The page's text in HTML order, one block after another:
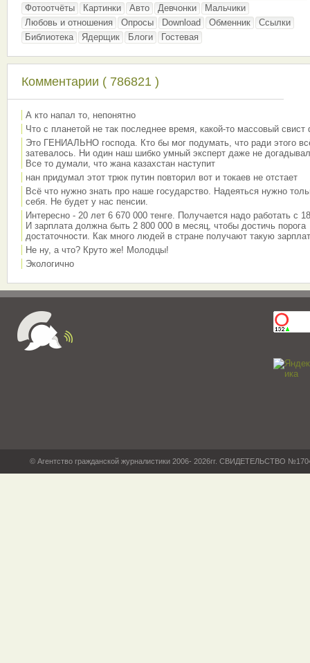
Фотоотчёты
Картинки Авто Девчонки
Мальчики
Любовь и отношения
Опросы Download Обменник
Ссылки
Библиотека
Ядерщик Блоги Гостевая
Комментарии ( 786821 )
А кто напал то, непонятно
Что с планетой не так последнее время, какой-то массовый свист
Это ГЕНИАЛЬНО господа. Кто бы мог подумать, что ради этого
затевалось. Ни один наш шибко умный эксперт даже не
Все то думали, что жана казахстан наступит
нан придумал этот трюк путин повторил вот и токаев не отстает
Всё что нужно знать про наше государство. Надеяться нужно
себя. Не будет у нас пенсии.
Интересно - 20 лет 6 670 000 тенге. Получается надо работать с
И зарплата должна быть 2 800 000 в месяц, чтобы достичь порога
достаточности. Как много людей в стране получают такую
Не ну, а что? Круто же! Молодцы!
Экологично
© Агентство гражданской журналистики 2006- 2026гг. СВИДЕТЕЛЬСТВО